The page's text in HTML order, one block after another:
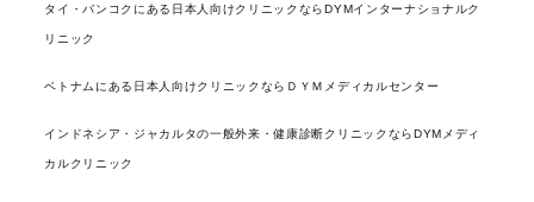
タイ・バンコクにある日本人向けクリニックならDYMインターナショナルク
リニック
ベトナムにある日本人向けクリニックならＤＹＭメディカルセンター
インドネシア・ジャカルタの一般外来・健康診断クリニックならDYMメディ
カルクリニック